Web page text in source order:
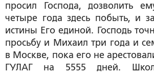
просил Господа, дозволить
четыре года здесь побыть, и
истины Его единой. Господь
просьбу и Михаил три года и
в Москве, пока его не
ГУЛАГ на 5555 дней.